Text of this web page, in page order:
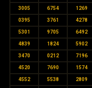
3005 6754 1269
0395 3761 4278
5301 9705 6492
4839 1824 5902
3470 0212 7196
4520 7690 1574
4552 5538 2809